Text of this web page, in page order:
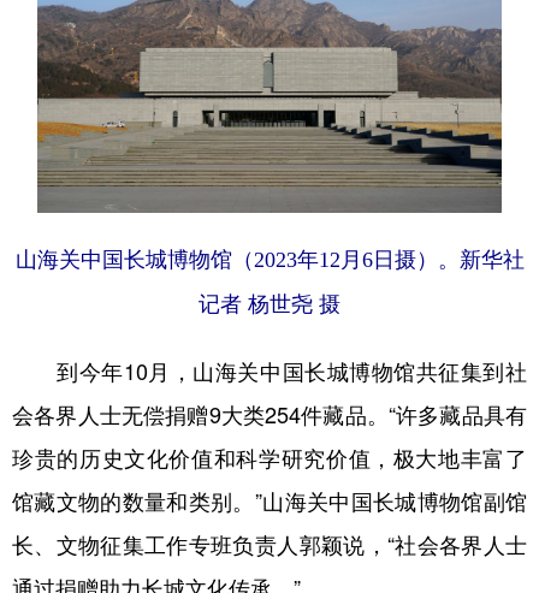
山海关中国长城博物馆（2023年12月6日摄）。新华社
记者 杨世尧 摄
到今年10月，山海关中国长城博物馆共征集到社
会各界人士无偿捐赠9大类254件藏品。“许多藏品具有
珍贵的历史文化价值和科学研究价值，极大地丰富了
馆藏文物的数量和类别。”山海关中国长城博物馆副馆
长、文物征集工作专班负责人郭颖说，“社会各界人士
通过捐赠助力长城文化传承。”